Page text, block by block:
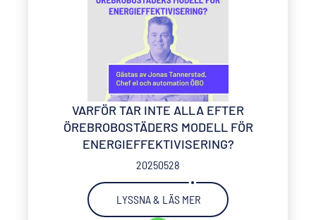
VARFÖR TAR INTE ALLA EFTER
ÖREBROBOSTÄDERS MODELL FÖR
ENERGIEFFEKTIVISERING?
20250528
LYSSNA & LÄS MER